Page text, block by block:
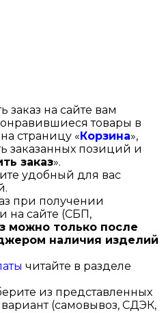
заказ на сайте вам
товары в
страницу «Корзина»,
заказанных позиций и
заказ».
удобный для вас
при получении
на сайте (СБП,
можно только после
наличия изделий
читайте в разделе
из представленных
(самовывоз, СДЭК,